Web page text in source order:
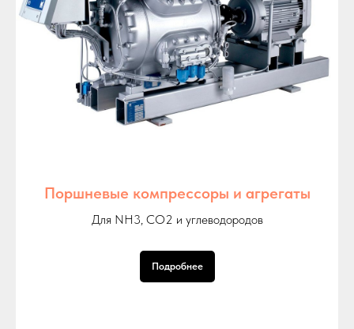
Поршневые компрессоры и агрегаты
Для NH3, СО2 и углеводородов
Подробнее